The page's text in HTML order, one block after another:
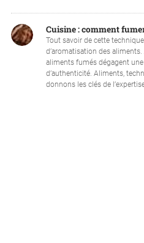
Cuisine : comment
Tout savoir de cette
d’aromatisation des
aliments fumés dégagent
d’authenticité. Aliments,
donnons les clés de